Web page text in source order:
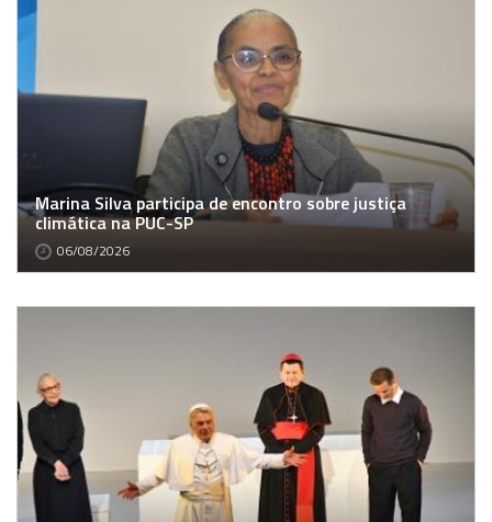
Marina Silva participa de encontro sobre justiça
climática na PUC-SP
06/08/2026